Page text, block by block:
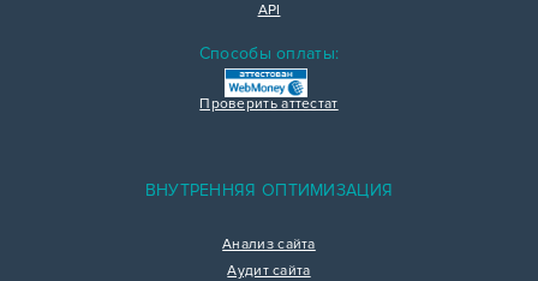
API
Способы оплаты:
Проверить аттестат
ВНУТРЕННЯЯ ОПТИМИЗАЦИЯ
Анализ сайта
Аудит сайта